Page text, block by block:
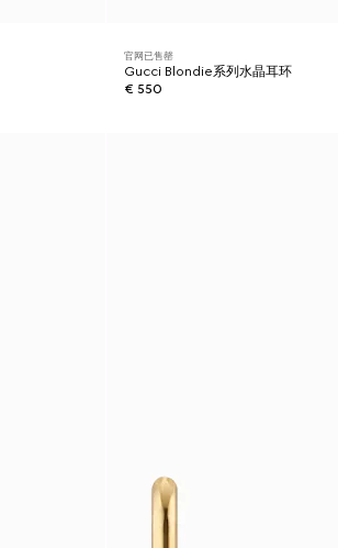
官网已售罄
Gucci Blondie系列水晶耳环
€ 550